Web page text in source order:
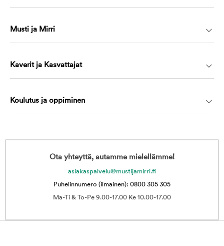
Musti ja Mirri
Kaverit ja Kasvattajat
Koulutus ja oppiminen
Ota yhteyttä, autamme mielellämme!
asiakaspalvelu@mustijamirri.fi
Puhelinnumero (ilmainen): 0800 305 305
Ma-Ti & To-Pe 9.00-17.00 Ke 10.00-17.00